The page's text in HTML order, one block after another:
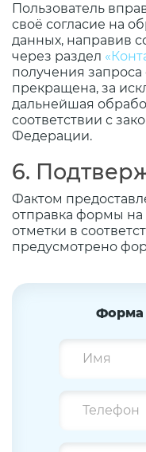
Пользователь
своё согласие на
данных, направив
через раздел
получения
прекращена, за
дальнейшая
соответствии с
Федерации.
6.
Фактом
отправка формы на
отметки в
предусмотрено
Форма